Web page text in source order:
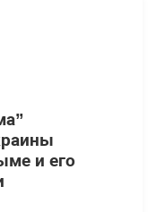
и его